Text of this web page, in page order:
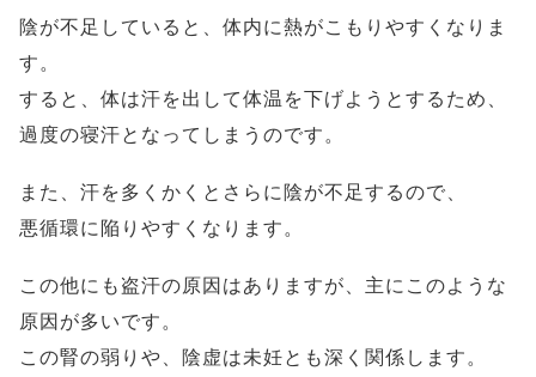
陰が不足していると、体内に熱がこもりやすくなりま
す。
すると、体は汗を出して体温を下げようとするため、
過度の寝汗となってしまうのです。
また、汗を多くかくとさらに陰が不足するので、
悪循環に陥りやすくなります。
この他にも盗汗の原因はありますが、主にこのような
原因が多いです。
この腎の弱りや、陰虚は未妊とも深く関係します。